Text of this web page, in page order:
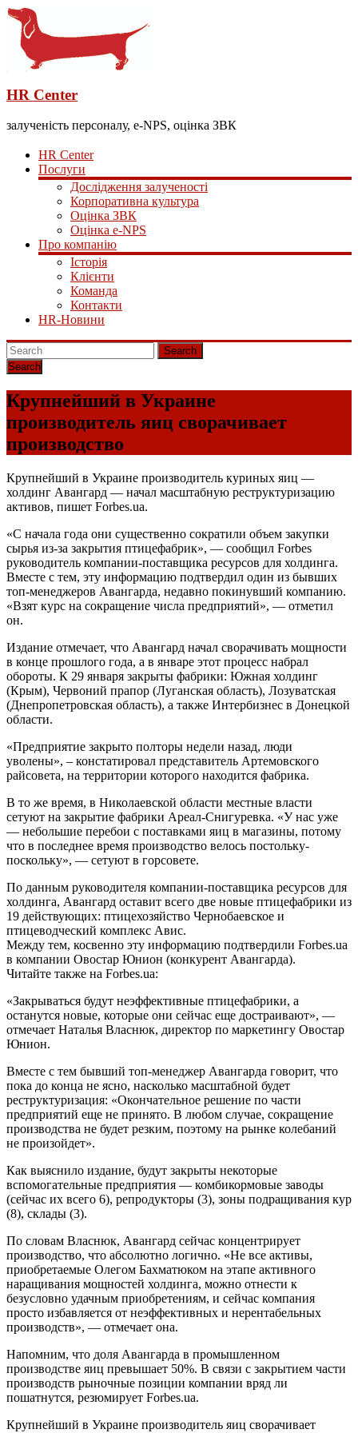
HR Center
залученість персоналу, e-NPS, оцінка ЗВК
HR Center
Послуги
Дослідження залученості
Корпоративна культура
Оцінка ЗВК
Оцінка e-NPS
Про компанію
Історія
Клієнти
Команда
Контакти
HR-Новини
Search
Крупнейший в Украине
производитель яиц сворачивает
производство
Крупнейший в Украине производитель куриных яиц —
холдинг Авангард — начал масштабную реструктуризацию
активов, пишет Forbes.ua.
«С начала года они существенно сократили объем закупки
сырья из-за закрытия птицефабрик», — сообщил Forbes
руководитель компании-поставщика ресурсов для холдинга.
Вместе с тем, эту информацию подтвердил один из бывших
топ-менеджеров Авангарда, недавно покинувший компанию.
«Взят курс на сокращение числа предприятий», — отметил
он.
Издание отмечает, что Авангард начал сворачивать мощности
в конце прошлого года, а в январе этот процесс набрал
обороты. К 29 января закрыты фабрики: Южная холдинг
(Крым), Червоний прапор (Луганская область), Лозуватская
(Днепропетровская область), а также Интербизнес в Донецкой
области.
«Предприятие закрыто полторы недели назад, люди
уволены», – констатировал представитель Артемовского
райсовета, на территории которого находится фабрика.
В то же время, в Николаевской области местные власти
сетуют на закрытие фабрики Ареал-Снигуревка. «У нас уже
— небольшие перебои с поставками яиц в магазины, потому
что в последнее время производство велось постольку-
поскольку», — сетуют в горсовете.
По данным руководителя компании-поставщика ресурсов для
холдинга, Авангард оставит всего две новые птицефабрики из
19 действующих: птицехозяйство Чернобаевское и
птицеводческий комплекс Авис.
Между тем, косвенно эту информацию подтвердили Forbes.ua
в компании Овостар Юнион (конкурент Авангарда).
Читайте также на Forbes.ua:
«Закрываться будут неэффективные птицефабрики, а
останутся новые, которые они сейчас еще достраивают», —
отмечает Наталья Власнюк, директор по маркетингу Овостар
Юнион.
Вместе с тем бывший топ-менеджер Авангарда говорит, что
пока до конца не ясно, насколько масштабной будет
реструктуризация: «Окончательное решение по части
предприятий еще не принято. В любом случае, сокращение
производства не будет резким, поэтому на рынке колебаний
не произойдет».
Как выяснило издание, будут закрыты некоторые
вспомогательные предприятия — комбикормовые заводы
(сейчас их всего 6), репродукторы (3), зоны подращивания кур
(8), склады (3).
По словам Власнюк, Авангард сейчас концентрирует
производство, что абсолютно логично. «Не все активы,
приобретаемые Олегом Бахматюком на этапе активного
наращивания мощностей холдинга, можно отнести к
безусловно удачным приобретениям, и сейчас компания
просто избавляется от неэффективных и нерентабельных
производств», — отмечает она.
Напомним, что доля Авангарда в промышленном
производстве яиц превышает 50%. В связи с закрытием части
производств рыночные позиции компании вряд ли
пошатнутся, резюмирует Forbes.ua.
Крупнейший в Украине производитель яиц сворачивает